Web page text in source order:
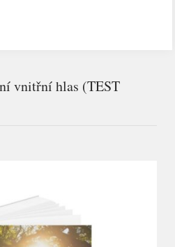
vnitřní hlas (TEST